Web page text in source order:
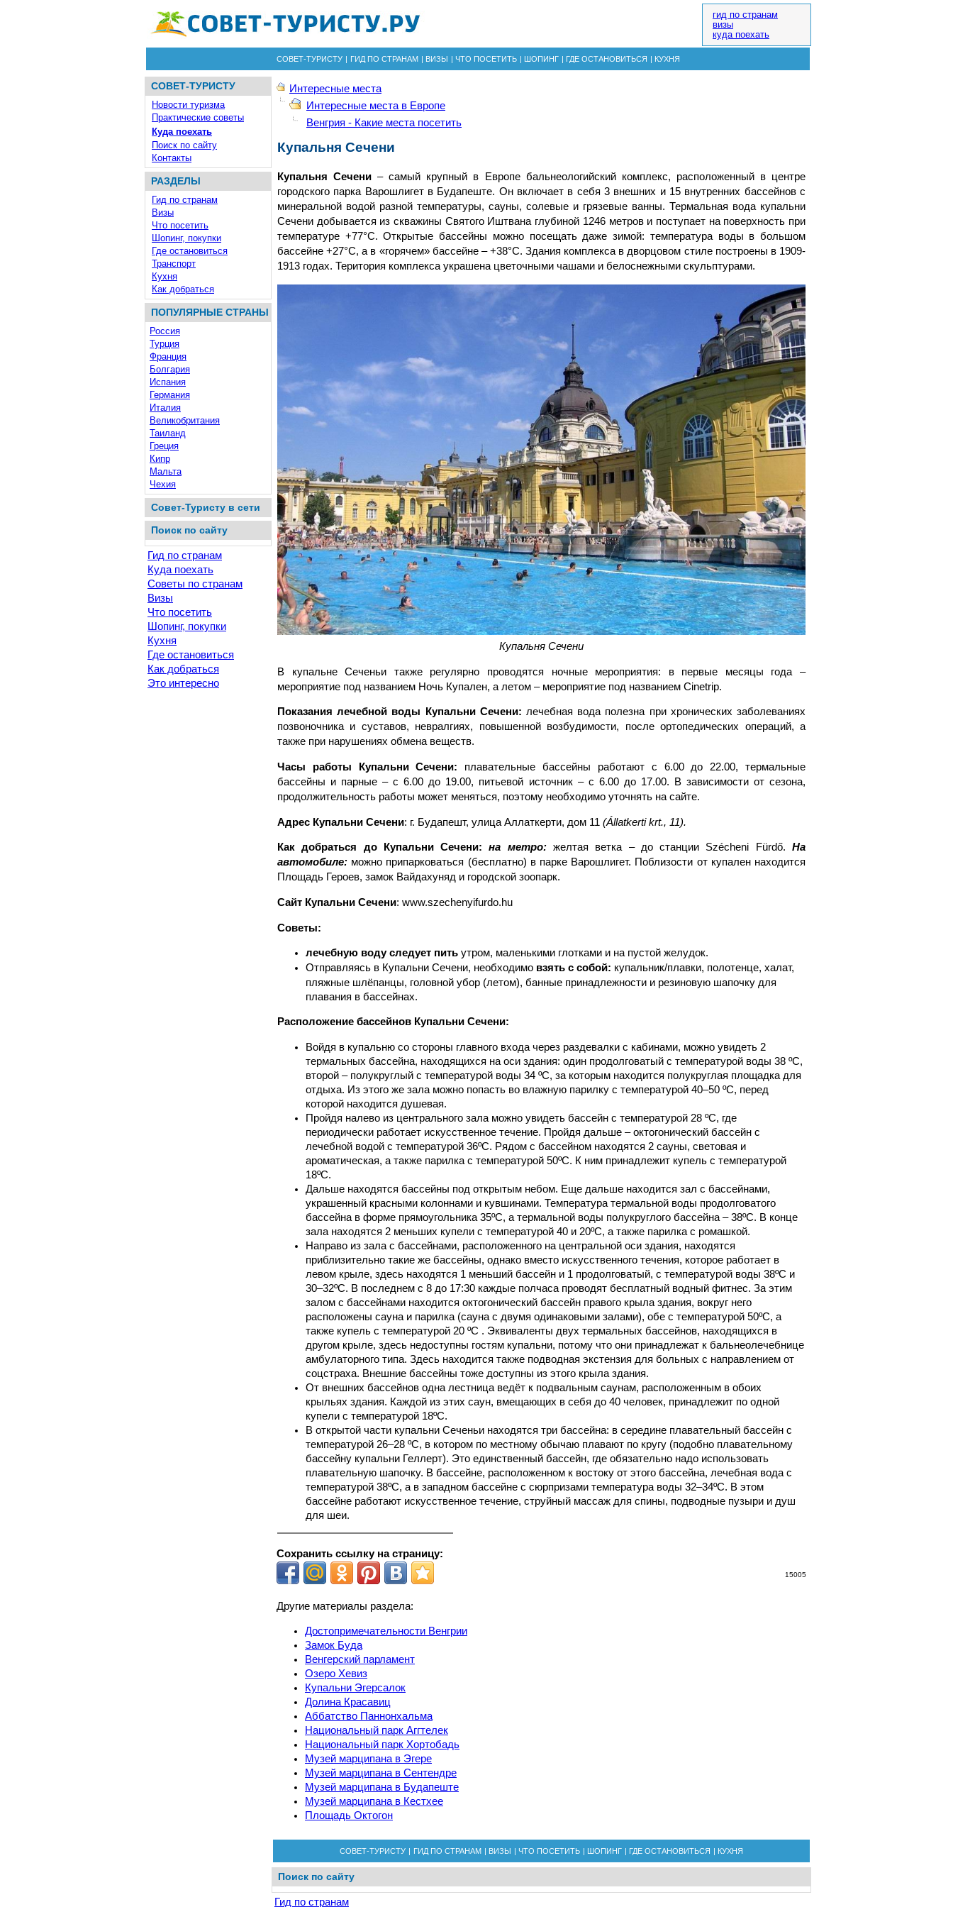
гид по странам
визы
куда поехать
СОВЕТ-ТУРИСТУ | ГИД ПО СТРАНАМ | ВИЗЫ | ЧТО ПОСЕТИТЬ | ШОПИНГ | ГДЕ ОСТАНОВИТЬСЯ | КУХНЯ
СОВЕТ-ТУРИСТУ
Новости туризма
Практические советы
Куда поехать
Поиск по сайту
Контакты
РАЗДЕЛЫ
Гид по странам
Визы
Что посетить
Шопинг, покупки
Где остановиться
Транспорт
Кухня
Как добраться
ПОПУЛЯРНЫЕ СТРАНЫ
Россия
Турция
Франция
Болгария
Испания
Германия
Италия
Великобритания
Таиланд
Греция
Кипр
Мальта
Чехия
Совет-Туристу в сети
Поиск по сайту
Гид по странам
Куда поехать
Советы по странам
Визы
Что посетить
Шопинг, покупки
Кухня
Где остановиться
Как добраться
Это интересно
Интересные места
Интересные места в Европе
Венгрия - Какие места посетить
Купальня Сечени
Купальня Сечени – самый крупный в Европе бальнеологийский комплекс, расположенный в центре
городского парка Варошлигет в Будапеште. Он включает в себя 3 внешних и 15 внутренних бассейнов с
минеральной водой разной температуры, сауны, солевые и грязевые ванны. Термальная вода купальни
Сечени добывается из скважины Святого Иштвана глубиной 1246 метров и поступает на поверхность при
температуре +77°C. Открытые бассейны можно посещать даже зимой: температура воды в большом
бассейне +27°C, а в «горячем» бассейне – +38°C. Здания комплекса в дворцовом стиле построены в 1909-
1913 годах. Територия комплекса украшена цветочными чашами и белоснежными скульптурами.
Купальня Сечени
В купальне Сеченьи также регулярно проводятся ночные мероприятия: в первые месяцы года –
мероприятие под названием Ночь Купален, а летом – мероприятие под названием Cinetrip.
Показания лечебной воды Купальни Сечени: лечебная вода полезна при хронических заболеваниях
позвоночника и суставов, невралгиях, повышенной возбудимости, после ортопедических операций, а
также при нарушениях обмена веществ.
Часы работы Купальни Сечени: плавательные бассейны работают с 6.00 до 22.00, термальные
бассейны и парные – с 6.00 до 19.00, питьевой источник – с 6.00 до 17.00. В зависимости от сезона,
продолжительность работы может меняться, поэтому необходимо уточнять на сайте.
Адрес Купальни Сечени: г. Будапешт, улица Аллаткерти, дом 11 (Állatkerti krt., 11).
Как добраться до Купальни Сечени: на метро:желтая ветка – до станции Szécheni Fürdő.На
автомобиле: можно припарковаться (бесплатно) в парке Варошлигет. Поблизости от купален находится
Площадь Героев, замок Вайдахуняд и городской зоопарк.
Сайт Купальни Сечени: www.szechenyifurdo.hu
Советы:
лечебную воду следует пить утром, маленькими глотками и на пустой желудок.
Отправляясь в Купальни Сечени, необходимо взять с собой: купальник/плавки, полотенце, халат,
пляжные шлёпанцы, головной убор (летом), банные принадлежности и резиновую шапочку для
плавания в бассейнах.
Расположение бассейнов Купальни Сечени:
Войдя в купальню со стороны главного входа через раздевалки с кабинами, можно увидеть 2
термальных бассейна, находящихся на оси здания: один продолговатый с температурой воды 38 ºС,
второй – полукруглый с температурой воды 34 ºС, за которым находится полукруглая площадка для
отдыха. Из этого же зала можно попасть во влажную парилку с температурой 40–50 ºС, перед
которой находится душевая.
Пройдя налево из центрального зала можно увидеть бассейн с температурой 28 ºС, где
периодически работает искусственное течение. Пройдя дальше – октогонический бассейн с
лечебной водой с температурой 36ºС. Рядом с бассейном находятся 2 сауны, световая и
ароматическая, а также парилка с температурой 50ºС. К ним принадлежит купель с температурой
18ºС.
Дальше находятся бассейны под открытым небом. Еще дальше находится зал с бассейнами,
украшенный красными колоннами и кувшинами. Температура термальной воды продолговатого
бассейна в форме прямоугольника 35ºС, а термальной воды полукруглого бассейна – 38ºС. В конце
зала находятся 2 меньших купели с температурой 40 и 20ºС, а также парилка с ромашкой.
Направо из зала с бассейнами, расположенного на центральной оси здания, находятся
приблизительно такие же бассейны, однако вместо искусственного течения, которое работает в
левом крыле, здесь находятся 1 меньший бассейн и 1 продолговатый, с температурой воды 38ºС и
30–32ºС. В последнем с 8 до 17:30 каждые полчаса проводят бесплатный водный фитнес. За этим
залом с бассейнами находится октогонический бассейн правого крыла здания, вокруг него
расположены сауна и парилка (сауна с двумя одинаковыми залами), обе с температурой 50ºС, а
также купель с температурой 20 ºС . Эквиваленты двух термальных бассейнов, находящихся в
другом крыле, здесь недоступны гостям купальни, потому что они принадлежат к бальнеолечебнице
амбулаторного типа. Здесь находится также подводная экстензия для больных с направлением от
соцстраха. Внешние бассейны тоже доступны из этого крыла здания.
От внешних бассейнов одна лестница ведёт к подвальным саунам, расположенным в обоих
крыльях здания. Каждой из этих саун, вмещающих в себя до 40 человек, принадлежит по одной
купели с температурой 18ºС.
В открытой части купальни Сеченьи находятся три бассейна: в середине плавательный бассейн с
температурой 26–28 ºС, в котором по местному обычаю плавают по кругу (подобно плавательному
бассейну купальни Геллерт). Это единственный бассейн, где обязательно надо использовать
плавательную шапочку. В бассейне, расположенном к востоку от этого бассейна, лечебная вода с
температурой 38ºС, а в западном бассейне с сюрпризами температура воды 32–34ºС. В этом
бассейне работают искусственное течение, струйный массаж для спины, подводные пузыри и душ
для шеи.
Сохранить ссылку на страницу:
15005
Другие материалы раздела:
Достопримечательности Венгрии
Замок Буда
Венгерский парламент
Озеро Хевиз
Купальни Эгерсалок
Долина Красавиц
Аббатство Паннонхальма
Национальный парк Аггтелек
Национальный парк Хортобадь
Музей марципана в Эгере
Музей марципана в Сентендре
Музей марципана в Будапеште
Музей марципана в Кестхее
Площадь Октогон
СОВЕТ-ТУРИСТУ | ГИД ПО СТРАНАМ | ВИЗЫ | ЧТО ПОСЕТИТЬ | ШОПИНГ | ГДЕ ОСТАНОВИТЬСЯ | КУХНЯ
Поиск по сайту
Гид по странам